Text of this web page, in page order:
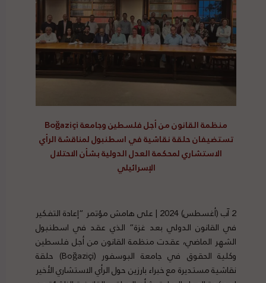
منظمة القانون من أجل فلسطين وجامعة Boğaziçi
تستضيفان حلقة نقاشية في اسطنبول لمناقشة الرأي
الاستشاري لمحكمة العدل الدولية بشأن الاحتلال
الإسرائيلي
2 آب (أغسطس) 2024 | على هامش مؤتمر “إعادة التفكير
في القانون الدولي بعد غزة” الذي عقد في اسطنبول
الشهر الماضي، عقدت منظمة القانون من أجل فلسطين
وكلية الحقوق في جامعة البوسفور (Boğaziçi) حلقة
نقاشية مستديرة مع خبراء بارزين حول الرأي الاستشاري الأخير